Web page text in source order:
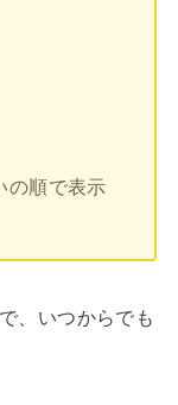
の順で表示
、いつからでも